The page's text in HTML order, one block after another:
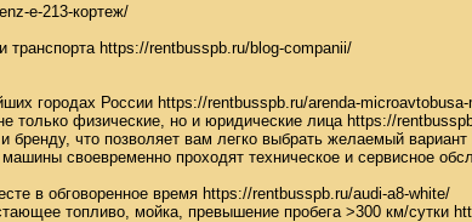
e-213-кортеж/
транспорта https://rentbusspb.ru/blog-companii/
городах России https://rentbusspb.ru/arenda-
только физические, но и юридические лица https://
что позволяет вам легко выбрать желаемый вариант
своевременно проходят техническое и сервисное
в обговоренное время https://rentbusspb.ru/audi-a8-white/
топливо, мойка, превышение пробега >300 км/сутки